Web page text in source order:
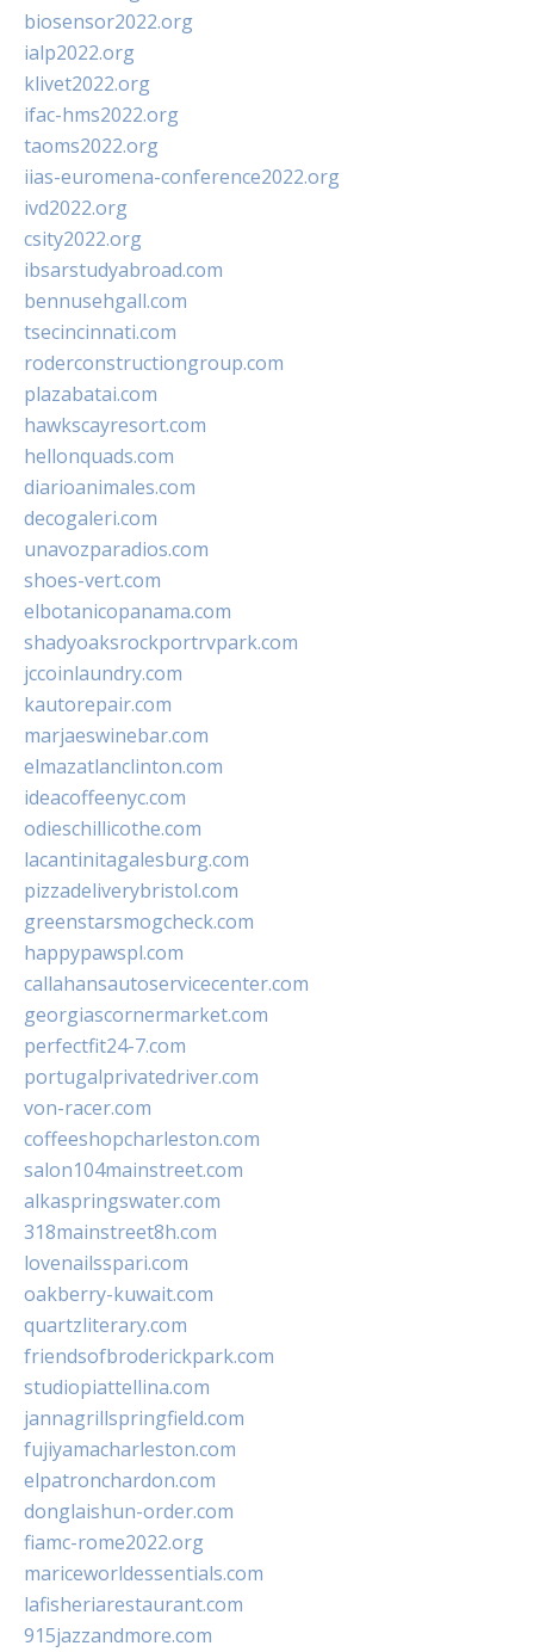
biosensor2022.org
ialp2022.org
klivet2022.org
ifac-hms2022.org
taoms2022.org
iias-euromena-conference2022.org
ivd2022.org
csity2022.org
ibsarstudyabroad.com
bennusehgall.com
tsecincinnati.com
roderconstructiongroup.com
plazabatai.com
hawkscayresort.com
hellonquads.com
diarioanimales.com
decogaleri.com
unavozparadios.com
shoes-vert.com
elbotanicopanama.com
shadyoaksrockportrvpark.com
jccoinlaundry.com
kautorepair.com
marjaeswinebar.com
elmazatlanclinton.com
ideacoffeenyc.com
odieschillicothe.com
lacantinitagalesburg.com
pizzadeliverybristol.com
greenstarsmogcheck.com
happypawspl.com
callahansautoservicecenter.com
georgiascornermarket.com
perfectfit24-7.com
portugalprivatedriver.com
von-racer.com
coffeeshopcharleston.com
salon104mainstreet.com
alkaspringswater.com
318mainstreet8h.com
lovenailsspari.com
oakberry-kuwait.com
quartzliterary.com
friendsofbroderickpark.com
studiopiattellina.com
jannagrillspringfield.com
fujiyamacharleston.com
elpatronchardon.com
donglaishun-order.com
fiamc-rome2022.org
mariceworldessentials.com
lafisheriarestaurant.com
915jazzandmore.com